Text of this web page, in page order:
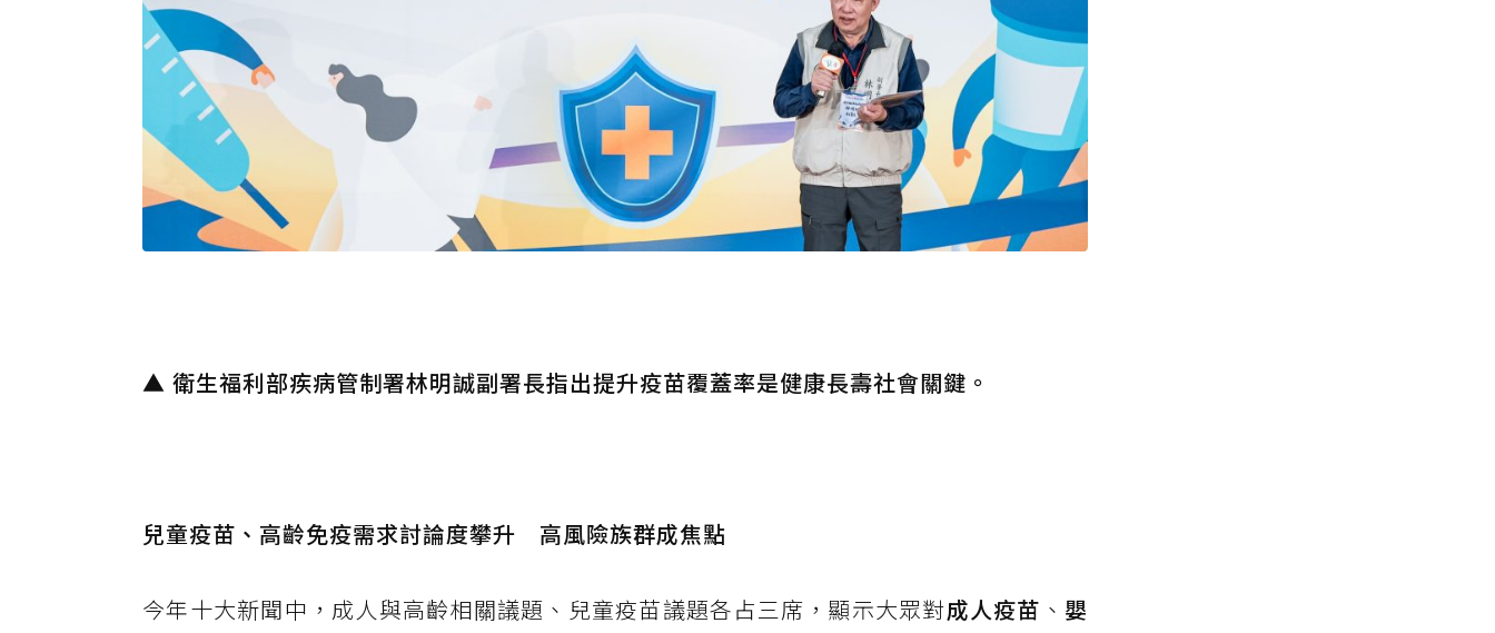
▲ 衛生福利部疾病管制署林明誠副署長指出提升疫苗覆蓋率是健康長壽社會關鍵。
兒童疫苗、高齡免疫需求討論度攀升 高風險族群成焦點
今年十大新聞中，成人與高齡相關議題、兒童疫苗議題各占三席，顯示大眾對成人疫苗 、 嬰